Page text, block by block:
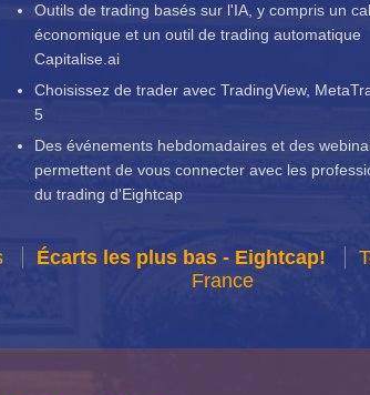
Outils de trading basés sur l'IA, y compris un
économique et un outil de trading automatique
Capitalise.ai
Choisissez de trader avec TradingView,
5
Des événements hebdomadaires et des
permettent de vous connecter avec les
du trading d'Eightcap
Écarts les plus bas - Eightcap!
France